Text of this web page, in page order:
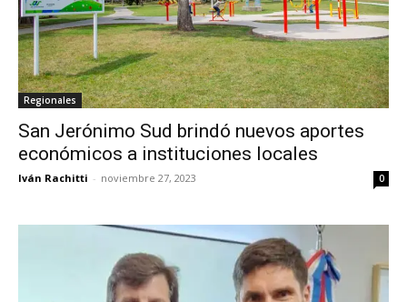
Regionales
San Jerónimo Sud brindó nuevos aportes
económicos a instituciones locales
Iván Rachitti - noviembre 27, 2023 0